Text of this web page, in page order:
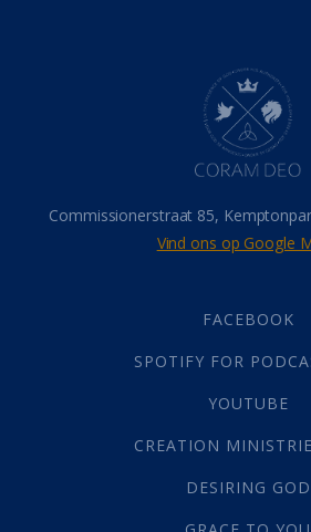
Hemel (31)
Israel (14)
Millennium(1)
Oordeelsdag(19)
Verheerlikte
Wederkoms
(27)
Gebed(87)
Die Onse Vader
God(392)
Afgode(23)
Almag(1)
Alomteenwoordig
Commissionerstraat 85,
Vind ons op Google
FACEBOOK
SPOTIFY FOR
YOUTUBE
CREATION
DESIRING GOD